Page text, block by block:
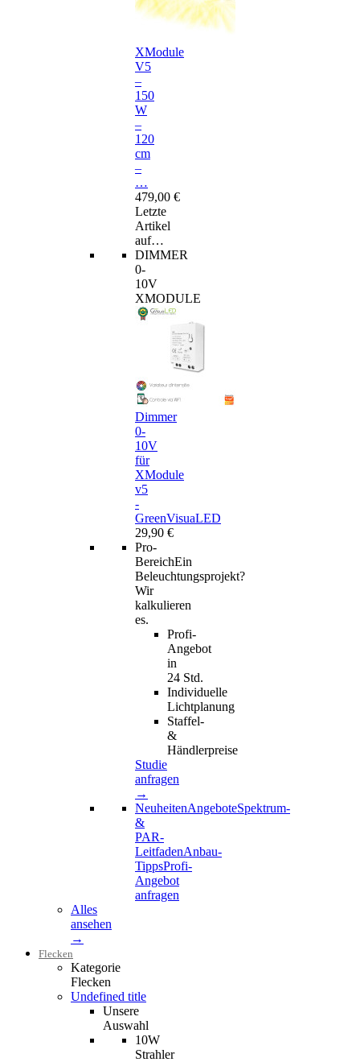
XModule
V5
–
150
W
–
120
cm
–
…
479,00 €
Letzte
Artikel
auf…
DIMMER
0-
10V
XMODULE
Dimmer
0-
10V
für
XModule
v5
-
GreenVisuaLED
29,90 €
Pro-
BereichEin
Beleuchtungsprojekt?
Wir
kalkulieren
es.
Profi-
Angebot
in
24 Std.
Individuelle
Lichtplanung
Staffel-
&
Händlerpreise
Studie
anfragen
→
NeuheitenAngeboteSpektrum-
&
PAR-
LeitfadenAnbau-
TippsProfi-
Angebot
anfragen
Alles
ansehen
→
Flecken
Kategorie
Flecken
Undefined title
Unsere
Auswahl
10W
Strahler